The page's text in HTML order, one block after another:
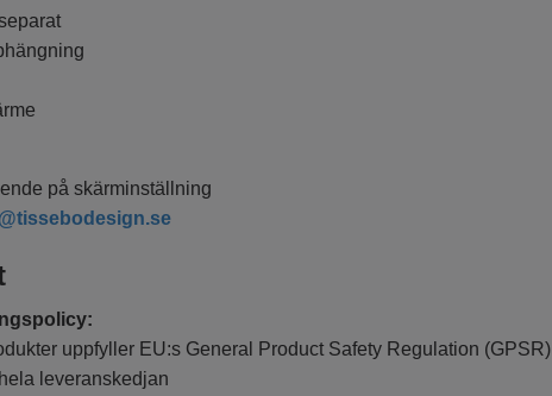
på skärminställning
uppfyller EU:s General Product Safety Regulation (GPSR)
leveranskedjan